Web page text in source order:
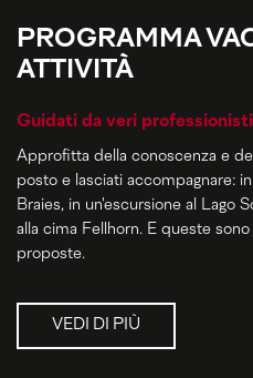
PROGRAMMA
ATTIVITÀ
Guidati da veri professionisti
Approfitta della conoscenza e
posto e lasciati accompagnare:
Braies, in un'escursione al Lago
alla cima Fellhorn. E queste
proposte.
VEDI DI PIÙ